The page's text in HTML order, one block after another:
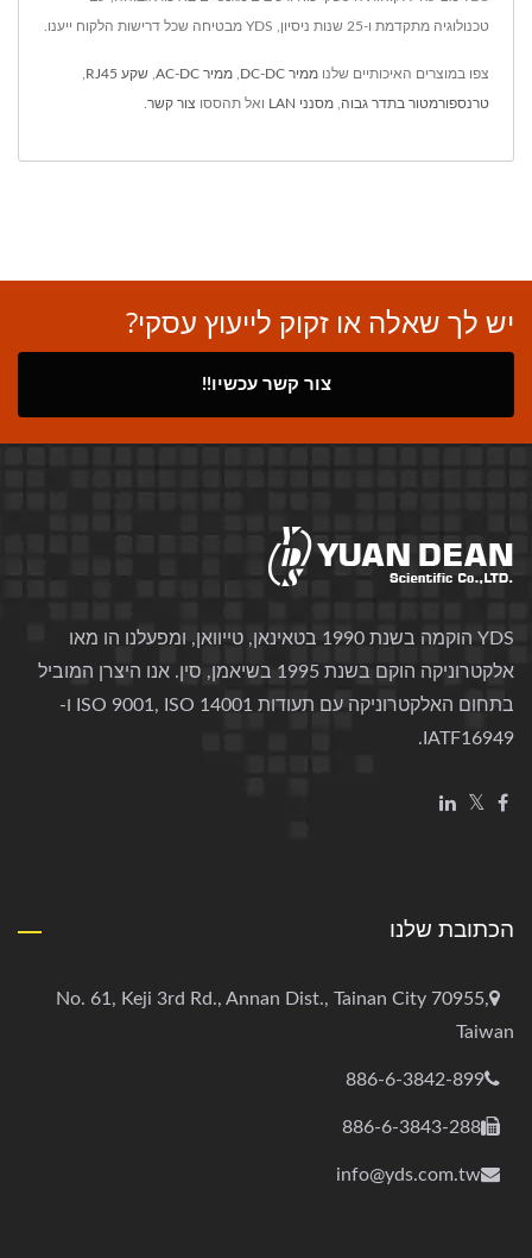
טכנולוגיה מתקדמת ו-25 שנות ניסיון, YDS מבטיחה שכל דרישות הלקוח ייענו.
צפו במוצרים האיכותיים שלנו ממיר DC-DC ממיר AC-DC שקע RJ45
טרנספורמטור בתדר גבוה מסנני LAN ואל תהססו צור קשר
יש לך שאלה או זקוק לייעוץ עסקי?
צור קשר עכשיו!!
YDS הוקמה בשנת 1990 בטאינאן, טייוואן, ומפעלנו הו מאו
אלקטרוניקה הוקם בשנת 1995 בשיאמן, סין. אנו היצרן המוביל
בתחום האלקטרוניקה עם תעודות ISO 9001, ISO 14001 ו-
IATF16949.
הכתובת שלנו
No. 61, Keji 3rd Rd., Annan Dist., Tainan City 70955,
Taiwan
886-6-3842-899
886-6-3843-288
info@yds.com.tw